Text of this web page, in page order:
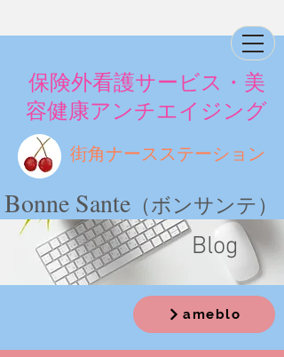
街角ナースステーション
Bonne Sante （ボンサンテ）
​保険外看護サービス・美
容健康アンチエイジング
​ Blog
ameblo